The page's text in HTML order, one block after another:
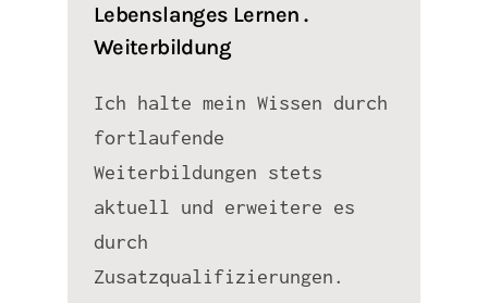
Lebenslanges Lernen .
Weiterbildung
Ich halte mein Wissen durch
fortlaufende
Weiterbildungen stets
aktuell und erweitere es
durch
Zusatzqualifizierungen.